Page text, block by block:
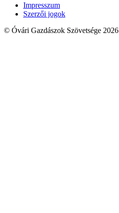
Impresszum
Szerzői jogok
© Óvári Gazdászok Szövetsége 2026